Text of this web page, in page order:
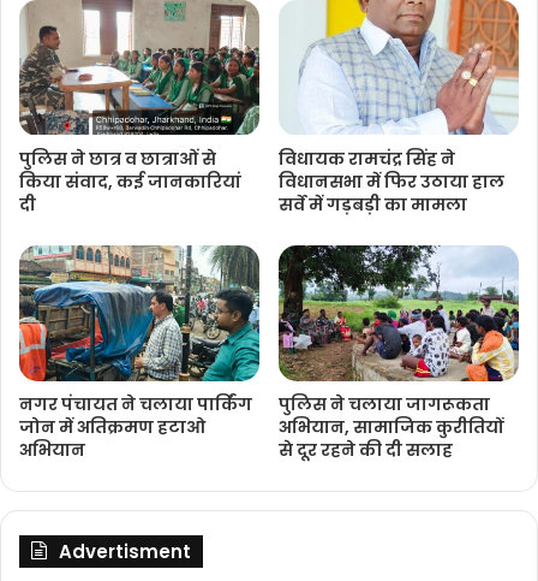
पुलिस ने छात्र व छात्राओं से
किया संवाद, कई जानकारियां
दी
विधायक रामचंद्र सिंह ने
विधानसभा में फिर उठाया हाल
सर्वे में गड़बड़ी का मामला
नगर पंचायत ने चलाया पार्किंग
जोन में अतिक्रमण हटाओ
अभियान
पुलिस ने चलाया जागरूकता
अभियान, सामाजिक कुरीतियों
से दूर रहने की दी सलाह
Advertisment